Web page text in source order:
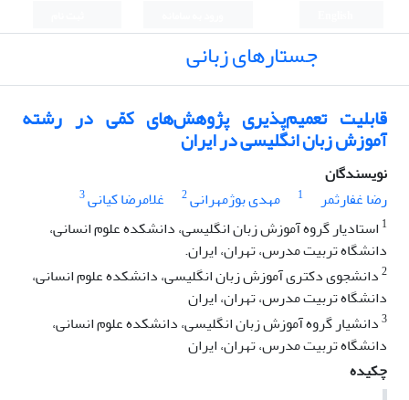
جستارهای زبانی
قابلیت تعمیم‌پذیری پژوهش‌های کمّی در رشته
آموزش زبان انگلیسی در ایران
نویسندگان
رضا غفارثمر
1 مهدی بوژمهرانی2 غلامرضا کیانی3
1 استادیار گروه آموزش زبان انگلیسی، دانشکده علوم انسانی،
دانشگاه تربیت مدرس، تهران، ایران.
2دانشجوی دکتری آموزش زبان انگلیسی، دانشکده علوم انسانی،
دانشگاه تربیت مدرس، تهران، ایران
3دانشیار گروه آموزش زبان انگلیسی، دانشکده علوم انسانی،
دانشگاه تربیت مدرس، تهران، ایران
چکیده